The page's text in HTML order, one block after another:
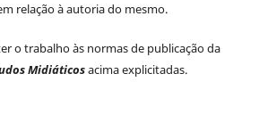
relação à autoria do mesmo.
o trabalho às normas de publicação da
Midiáticosacima explicitadas.